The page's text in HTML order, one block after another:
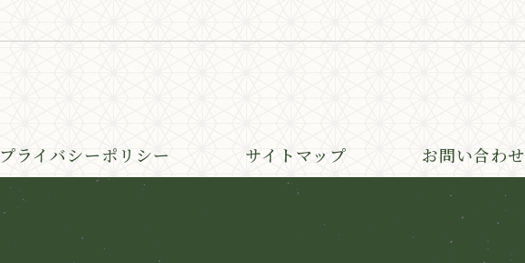
プライバシーポリシー サイトマップ お問い合わせ